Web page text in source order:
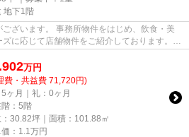
地下1階
ざいます。 事務所物件をはじめ、飲食・美
に応じて店舗物件をご紹介しております。
万円
費・共益費 71,720円)
5ヶ月｜礼：0ヶ月
階：5階
30.82坪｜面積：101.88㎡
： 1.1 万円